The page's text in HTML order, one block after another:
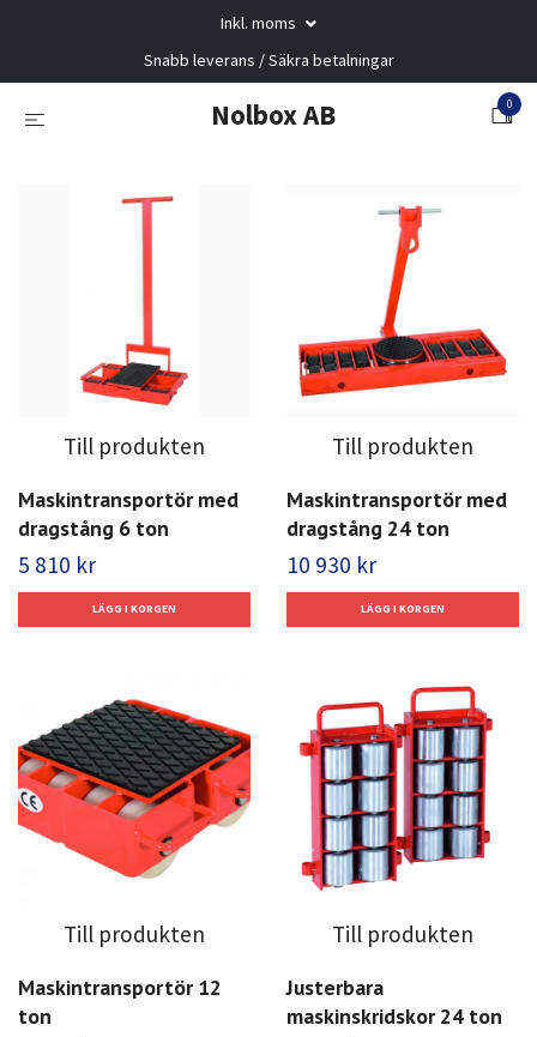
Inkl. moms
Snabb leverans / Säkra betalningar
Nolbox AB 0
Till produkten
Maskintransportör med
dragstång 6 ton
5 810 kr
Till produkten
Maskintransportör med
dragstång 24 ton
10 930 kr
Till produkten
Maskintransportör 12
ton
Till produkten
Justerbara
maskinskridskor 24 ton